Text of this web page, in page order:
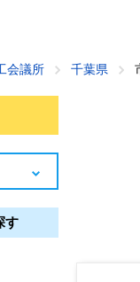
会議所 千葉県
す